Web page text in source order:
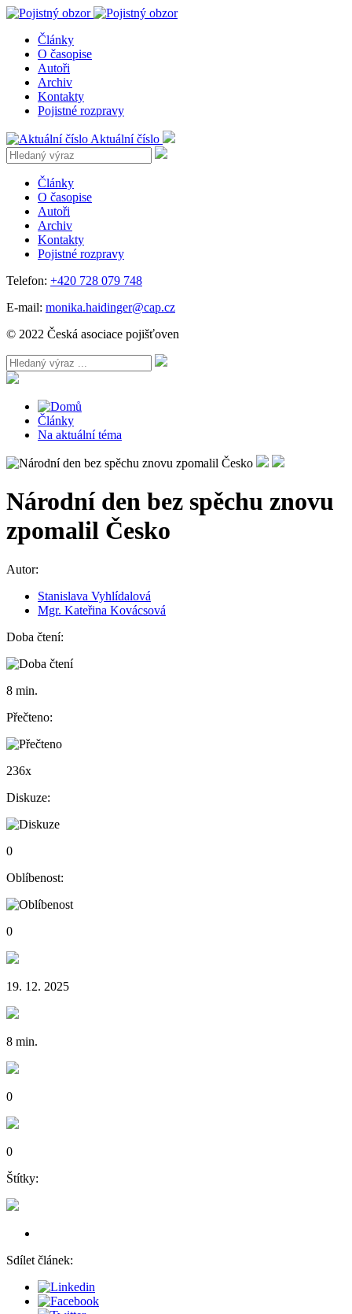
Články
O časopise
Autoři
Archiv
Kontakty
Pojistné rozpravy
Aktuální číslo
Články
O časopise
Autoři
Archiv
Kontakty
Pojistné rozpravy
Telefon: +420 728 079 748
E-mail: monika.haidinger@cap.cz
© 2022 Česká asociace pojišťoven
Články
Na aktuální téma
Národní den bez spěchu znovu
zpomalil Česko
Autor:
Stanislava Vyhlídalová
Mgr. Kateřina Kovácsová
Doba čtení:
8 min.
Přečteno:
236x
Diskuze:
0
Oblíbenost:
0
19. 12. 2025
8 min.
0
0
Štítky:
Sdílet článek: